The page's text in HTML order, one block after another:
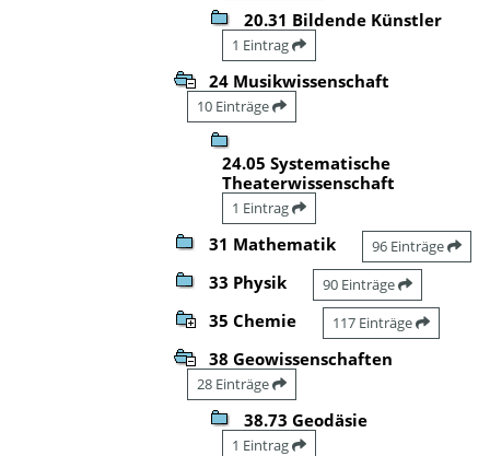
20.31 Bildende Künstler
1 Eintrag
24 Musikwissenschaft
10 Einträge
24.05 Systematische
Theaterwissenschaft
1 Eintrag
31 Mathematik 96 Einträge
33 Physik 90 Einträge
35 Chemie 117 Einträge
38 Geowissenschaften
28 Einträge
38.73 Geodäsie
1 Eintrag